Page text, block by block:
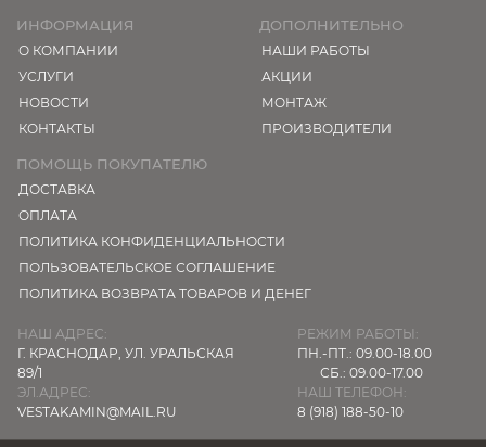
ИНФОРМАЦИЯ
О КОМПАНИИ
УСЛУГИ
НОВОСТИ
КОНТАКТЫ
ДОПОЛНИТЕЛЬНО
НАШИ РАБОТЫ
АКЦИИ
МОНТАЖ
ПРОИЗВОДИТЕЛИ
ПОМОЩЬ ПОКУПАТЕЛЮ
ДОСТАВКА
ОПЛАТА
ПОЛИТИКА КОНФИДЕНЦИАЛЬНОСТИ
ПОЛЬЗОВАТЕЛЬСКОЕ СОГЛАШЕНИЕ
ПОЛИТИКА ВОЗВРАТА ТОВАРОВ И ДЕНЕГ
НАШ АДРЕС:
Г. КРАСНОДАР, УЛ. УРАЛЬСКАЯ
89/1
ЭЛ.АДРЕС:
VESTAKAMIN@MAIL.RU
РЕЖИМ РАБОТЫ:
ПН.-ПТ.: 09.00-18.00
СБ.: 09.00-17.00
НАШ ТЕЛЕФОН:
8 (918) 188-50-10